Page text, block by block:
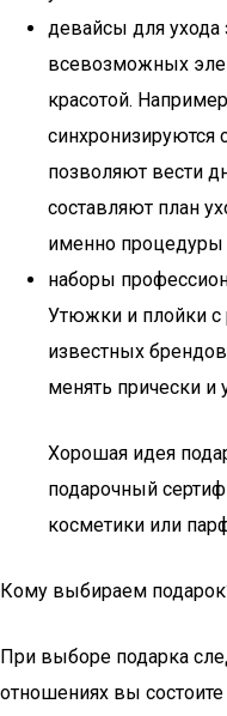
девайсы для
всевозможных
красотой.
позволяют вести
составляют план
именно
наборы
Утюжки и плойки с
известных
менять прически и
Хорошая идея
подарочный
косметики или
Кому выбираем
При выборе подарка
отношениях вы